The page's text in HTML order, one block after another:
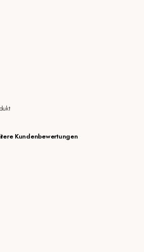
Kundenbewertungen